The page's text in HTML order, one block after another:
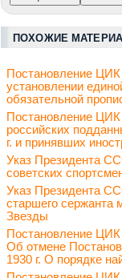
ПОХОЖИЕ
Постановление
установлении
обязательной
Постановление
российских
г. и принявших
Указ Президента
советских
Указ Президента
старшего сержанта
Звезды
Постановление
Об отмене
1930 г. О порядке